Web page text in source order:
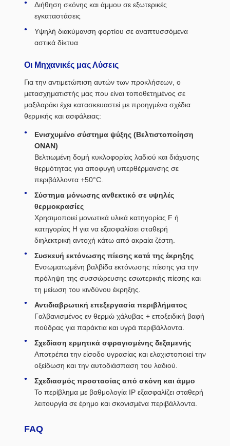
Διήθηση σκόνης και άμμου σε εξωτερικές
εγκαταστάσεις
Υψηλή διακύμανση φορτίου σε αναπτυσσόμενα
αστικά δίκτυα
Οι Μηχανικές μας Λύσεις
Για την αντιμετώπιση αυτών των προκλήσεων, ο
μετασχηματιστής μας που είναι τοποθετημένος σε
μαξιλαράκι έχει κατασκευαστεί με προηγμένα σχέδια
θερμικής και ασφάλειας:
Ενισχυμένο σύστημα ψύξης (Βελτιστοποίηση
ONAN)
Βελτιωμένη δομή κυκλοφορίας λαδιού και διάχυσης
θερμότητας για αποφυγή υπερθέρμανσης σε
περιβάλλοντα +50°C.
Σύστημα μόνωσης ανθεκτικό σε υψηλές
θερμοκρασίες
Χρησιμοποιεί μονωτικά υλικά κατηγορίας F ή
κατηγορίας H για να εξασφαλίσει σταθερή
διηλεκτρική αντοχή κάτω από ακραία ζέστη.
Συσκευή εκτόνωσης πίεσης κατά της έκρηξης
Ενσωματωμένη βαλβίδα εκτόνωσης πίεσης για την
πρόληψη της συσσώρευσης εσωτερικής πίεσης και
τη μείωση του κινδύνου έκρηξης.
Αντιδιαβρωτική επεξεργασία περιβλήματος
Γαλβανισμένος εν θερμώ χάλυβας + εποξειδική βαφή
πούδρας για παράκτια και υγρά περιβάλλοντα.
Σχεδίαση ερμητικά σφραγισμένης δεξαμενής
Αποτρέπει την είσοδο υγρασίας και ελαχιστοποιεί την
οξείδωση και την αυτοδιάσπαση του λαδιού.
Σχεδιασμός προστασίας από σκόνη και άμμο
Το περίβλημα με βαθμολογία IP εξασφαλίζει σταθερή
λειτουργία σε έρημο και σκονισμένα περιβάλλοντα.
FAQ